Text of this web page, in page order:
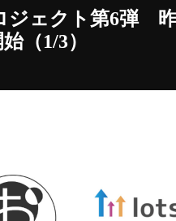
ジェクト第6弾
（1/3）